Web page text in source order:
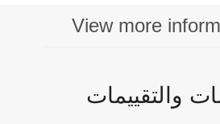
View more
والتقييمات